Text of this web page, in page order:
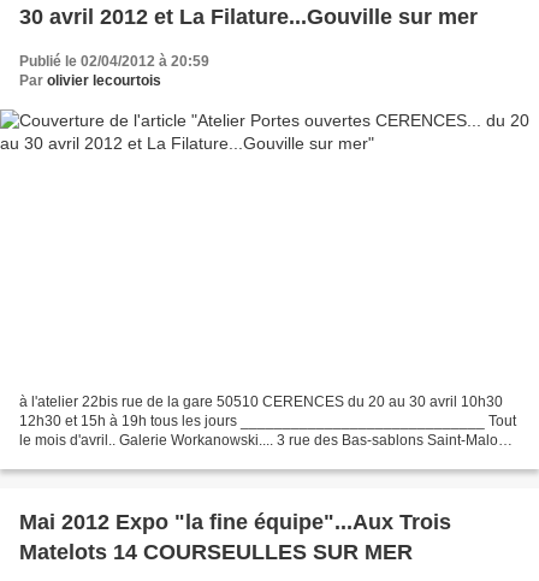
30 avril 2012 et La Filature...Gouville sur mer
Publié le 02/04/2012 à 20:59
Par olivier lecourtois
à l'atelier 22bis rue de la gare 50510 CERENCES du 20 au 30 avril 10h30
12h30 et 15h à 19h tous les jours _____________________________ Tout
le mois d'avril.. Galerie Workanowski.... 3 rue des Bas-sablons Saint-Malo
Mai 2012 Expo "la fine équipe"...Aux Trois
Matelots 14 COURSEULLES SUR MER